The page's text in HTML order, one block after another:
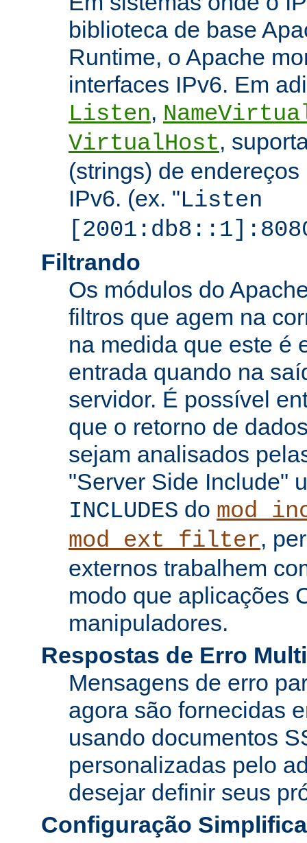
biblioteca de base
Runtime, o Apache
interfaces IPv6. Em
Listen,
VirtualHost,
(strings) de
IPv6. (ex. "Listen
Filtrando
Os módulos do
filtros que agem na
na medida que este é
entrada quando na
servidor. É possível
que o retorno de
sejam analisados
"Server Side Include"
INCLUDES do
mod_ext_filter,
externos trabalhem
modo que aplicações
manipuladores.
Respostas de Erro
Mensagens de erro
agora são fornecidas
usando documentos
personalizadas pelo
desejar definir seus
Configuração